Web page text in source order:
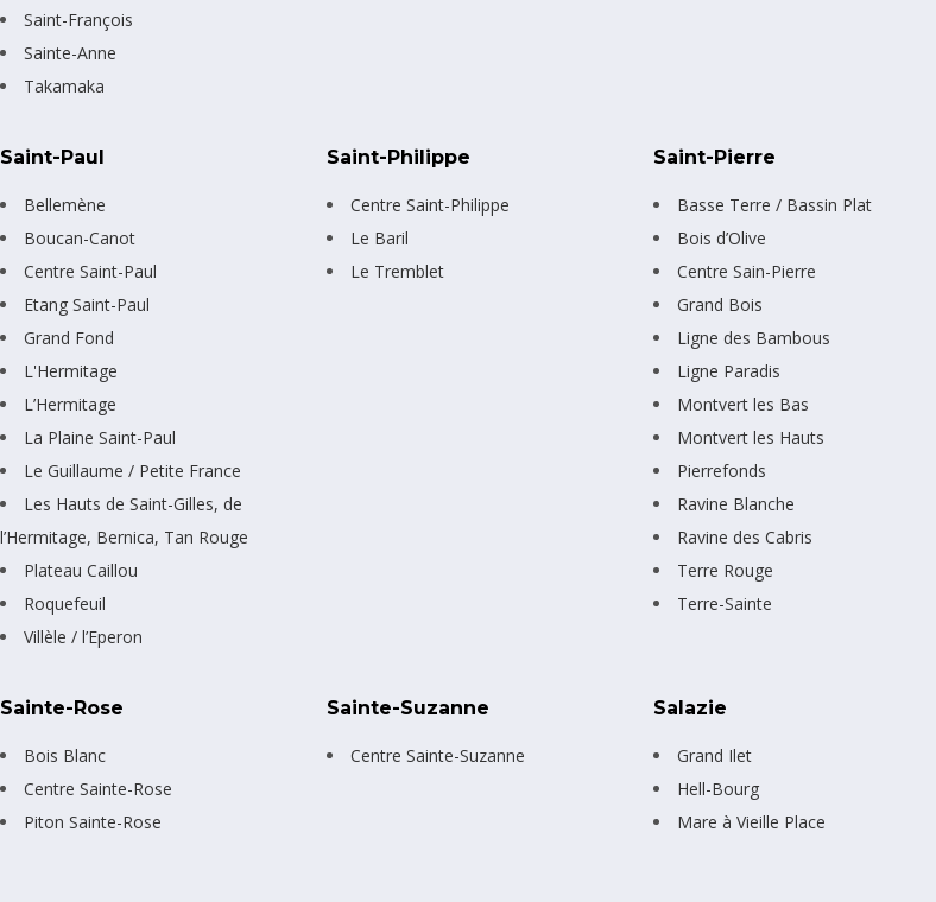
Saint-François
Sainte-Anne
Takamaka
Saint-Paul
Bellemène
Boucan-Canot
Centre Saint-Paul
Etang Saint-Paul
Grand Fond
L'Hermitage
L’Hermitage
La Plaine Saint-Paul
Le Guillaume / Petite France
Les Hauts de Saint-Gilles, de
l’Hermitage, Bernica, Tan Rouge
Plateau Caillou
Roquefeuil
Villèle / l’Eperon
Saint-Philippe
Centre Saint-Philippe
Le Baril
Le Tremblet
Saint-Pierre
Basse Terre / Bassin Plat
Bois d’Olive
Centre Sain-Pierre
Grand Bois
Ligne des Bambous
Ligne Paradis
Montvert les Bas
Montvert les Hauts
Pierrefonds
Ravine Blanche
Ravine des Cabris
Terre Rouge
Terre-Sainte
Sainte-Rose
Bois Blanc
Centre Sainte-Rose
Piton Sainte-Rose
Sainte-Suzanne
Centre Sainte-Suzanne
Salazie
Grand Ilet
Hell-Bourg
Mare à Vieille Place